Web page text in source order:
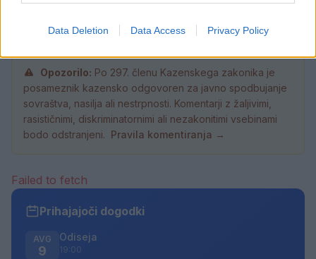
Data Deletion Data Access Privacy Policy
Opozorilo: Po 297. členu Kazenskega zakonika je
posameznik kazensko odgovoren za javno spodbujanje
sovraštva, nasilja ali nestrpnosti. Komentarji z žaljivimi,
rasističnimi, diskriminatornimi ali nezakonitimi vsebinami
bodo odstranjeni. Pravila komentiranja →
Failed to fetch
Prihajajoči dogodki
AVG
9
Odiseja
19:00